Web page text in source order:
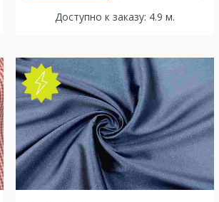
Доступно к заказу: 4.9 м.